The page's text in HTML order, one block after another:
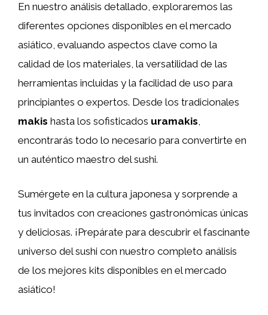
En nuestro análisis detallado, exploraremos las
diferentes opciones disponibles en el mercado
asiático, evaluando aspectos clave como la
calidad de los materiales, la versatilidad de las
herramientas incluidas y la facilidad de uso para
principiantes o expertos. Desde los tradicionales
makis hasta los sofisticados uramakis,
encontrarás todo lo necesario para convertirte en
un auténtico maestro del sushi.
Sumérgete en la cultura japonesa y sorprende a
tus invitados con creaciones gastronómicas únicas
y deliciosas. ¡Prepárate para descubrir el fascinante
universo del sushi con nuestro completo análisis
de los mejores kits disponibles en el mercado
asiático!